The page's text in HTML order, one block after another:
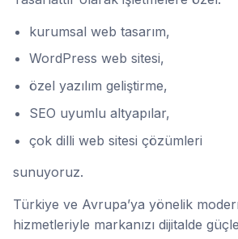
kurumsal web tasarım,
WordPress web sitesi,
özel yazılım geliştirme,
SEO uyumlu altyapılar,
çok dilli web sitesi çözümleri
sunuyoruz.
Türkiye ve Avrupa’ya yönelik
hizmetleriyle markanızı dijitalde